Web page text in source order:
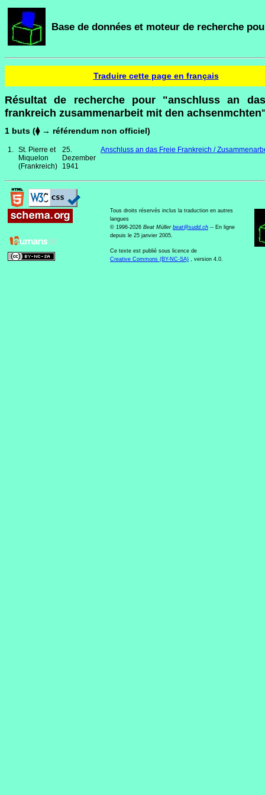
Base de données et moteur de recherche
Traduire cette page en français
Résultat de recherche pour "anschluss an
frankreich zusammenarbeit mit den
1 buts (⧫ → référendum non officiel)
1. St. Pierre et
Miquelon
(Frankreich)
25.
Dezember
1941
Anschluss an das Freie Frankreich /
Tous droits réservés inclus la traduction en autres
langues
© 1996-2026 Beat Müller beat@sudd.ch -- En ligne
depuis le 25 janvier 2005.
Ce texte est publié sous licence de
Creative Commons (BY-NC-SA) , version 4.0.